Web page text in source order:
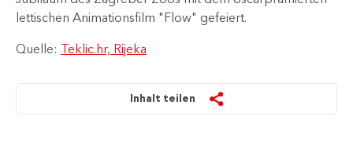
lettischen Animationsfilm "Flow" gefeiert.​
Quelle: Teklic.hr, Rijeka
Inhalt teilen